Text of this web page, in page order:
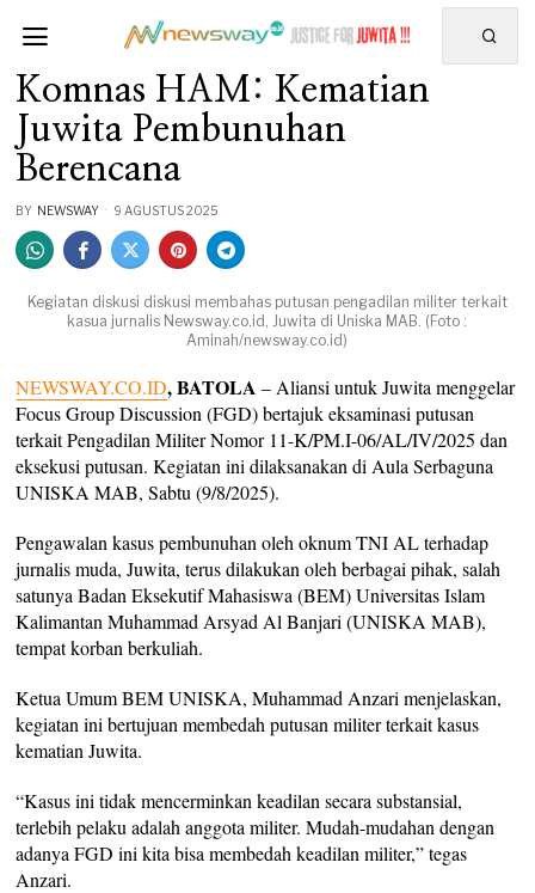
Komnas HAM: Kematian
Juwita Pembunuhan
Berencana
BY NEWSWAY 9 AGUSTUS 2025
Kegiatan diskusi diskusi membahas putusan pengadilan militer terkait
kasua jurnalis Newsway.co.id, Juwita di Uniska MAB. (Foto :
Aminah/newsway.co.id)
NEWSWAY.CO.ID, BATOLA – Aliansi untuk Juwita menggelar
Focus Group Discussion (FGD) bertajuk eksaminasi putusan
terkait Pengadilan Militer Nomor 11-K/PM.I-06/AL/IV/2025 dan
eksekusi putusan. Kegiatan ini dilaksanakan di Aula Serbaguna
UNISKA MAB, Sabtu (9/8/2025).
Pengawalan kasus pembunuhan oleh oknum TNI AL terhadap
jurnalis muda, Juwita, terus dilakukan oleh berbagai pihak, salah
satunya Badan Eksekutif Mahasiswa (BEM) Universitas Islam
Kalimantan Muhammad Arsyad Al Banjari (UNISKA MAB),
tempat korban berkuliah.
Ketua Umum BEM UNISKA, Muhammad Anzari menjelaskan,
kegiatan ini bertujuan membedah putusan militer terkait kasus
kematian Juwita.
“Kasus ini tidak mencerminkan keadilan secara substansial,
terlebih pelaku adalah anggota militer. Mudah-mudahan dengan
adanya FGD ini kita bisa membedah keadilan militer,” tegas
Anzari.